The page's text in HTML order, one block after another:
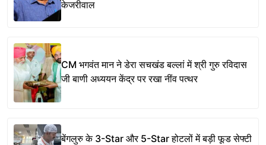
केजरीवाल
CM भगवंत मान ने डेरा सचखंड बल्लां में श्री गुरु रविदास
जी बाणी अध्ययन केंद्र पर रखा नींव पत्थर
बेंगलुरु के 3-Star और 5-Star होटलों में बड़ी फूड सेफ्टी